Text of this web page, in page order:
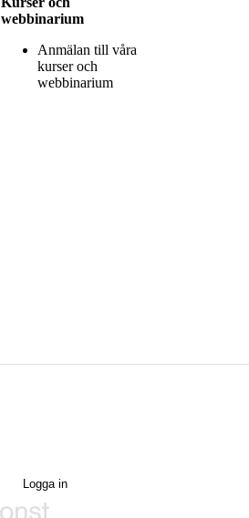
webbinarium
Anmälan till våra
kurser och
webbinarium